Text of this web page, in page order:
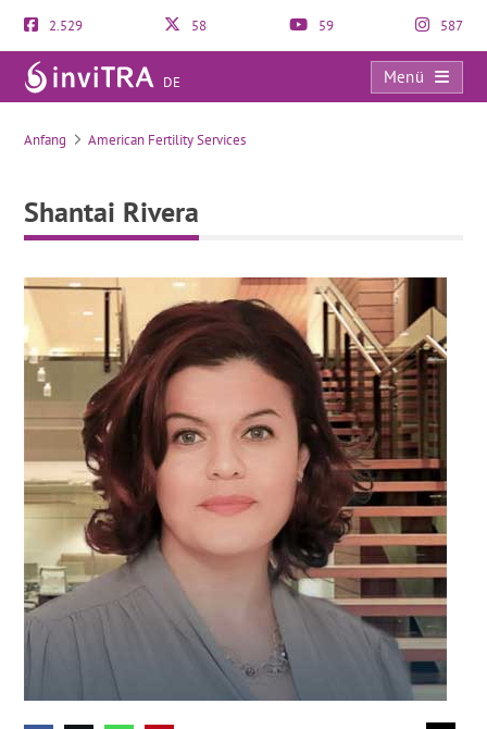
2.529 58 59 587
DE
Menü
Shantai Rivera
Anfang American Fertility Services
Shantai Rivera